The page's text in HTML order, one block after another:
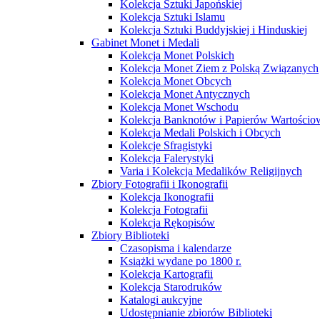
Kolekcja Sztuki Japońskiej
Kolekcja Sztuki Islamu
Kolekcja Sztuki Buddyjskiej i Hinduskiej
Gabinet Monet i Medali
Kolekcja Monet Polskich
Kolekcja Monet Ziem z Polską Związanych
Kolekcja Monet Obcych
Kolekcja Monet Antycznych
Kolekcja Monet Wschodu
Kolekcja Banknotów i Papierów
Kolekcja Medali Polskich i Obcych
Kolekcje Sfragistyki
Kolekcja Falerystyki
Varia i Kolekcja Medalików Religijnych
Zbiory Fotografii i Ikonografii
Kolekcja Ikonografii
Kolekcja Fotografii
Kolekcja Rękopisów
Zbiory Biblioteki
Czasopisma i kalendarze
Książki wydane po 1800 r.
Kolekcja Kartografii
Kolekcja Starodruków
Katalogi aukcyjne
Udostępnianie zbiorów Biblioteki